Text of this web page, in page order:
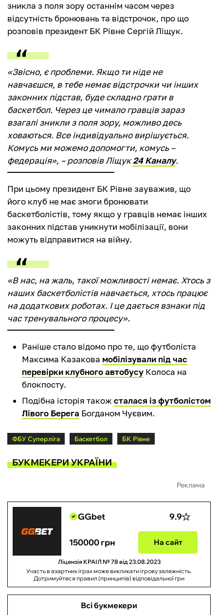
зникла з поля зору останнім часом через
відсутність бронювань та відстрочок, про що
розповів президент БК Рівне Сергій Ліщук.
«Звісно, є проблеми. Якщо ти ніде не
навчаєшся, в тебе немає відстрочки чи інших
законних підстав, буде складно грати в
баскетбол. Через це чимало гравців зараз
взагалі зникли з поля зору, можливо десь
ховаються. Все індивідуально вирішується.
Комусь ми можемо допомогти, комусь –
федерація», – розповів Ліщук24 Каналу.
При цьому президент БК Рівне зауважив, що
його клуб не має змоги бронювати
баскетболістів, тому якщо у гравців немає інших
законних підстав уникнути мобілізації, вони
можуть відправитися на війну.
«В нас, на жаль, такої можливості немає. Хтось з
наших баскетболістів навчається, хтось працює
на додаткових роботах. І це дається взнаки під
час тренувального процесу».
Раніше стало відомо про те, що футболіста
Максима Казакова мобілізували під час
перевірки клубного автобусу Колоса на
блокпосту.
Подібна історія також сталася із футболістом
Лівого Берега Богданом Чуєвим.
ФБУ Суперліга Баскетбол БК Рівне
БУКМЕКЕРИ УКРАЇНИ
Реклама
GGbet 9.9
150000 грн На сайт
Ліцензія КРАІЛ № 78 від 23.08.2023
Участь в азартних іграх може викликати ігрову залежність.
Дотримуйтеся правил (принципів) відповідальної гри
Всі букмекери